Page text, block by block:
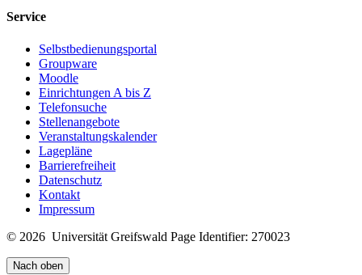
Service
Selbstbedienungsportal
Groupware
Moodle
Einrichtungen A bis Z
Telefonsuche
Stellenangebote
Veranstaltungskalender
Lagepläne
Barrierefreiheit
Datenschutz
Kontakt
Impressum
© 2026 Universität Greifswald Page Identifier: 270023
Nach oben